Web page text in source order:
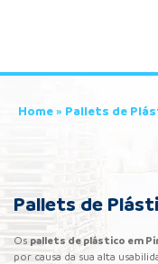
Home» Pallets de
Pallets de
Os pallets de plástico em
por causa da sua alta